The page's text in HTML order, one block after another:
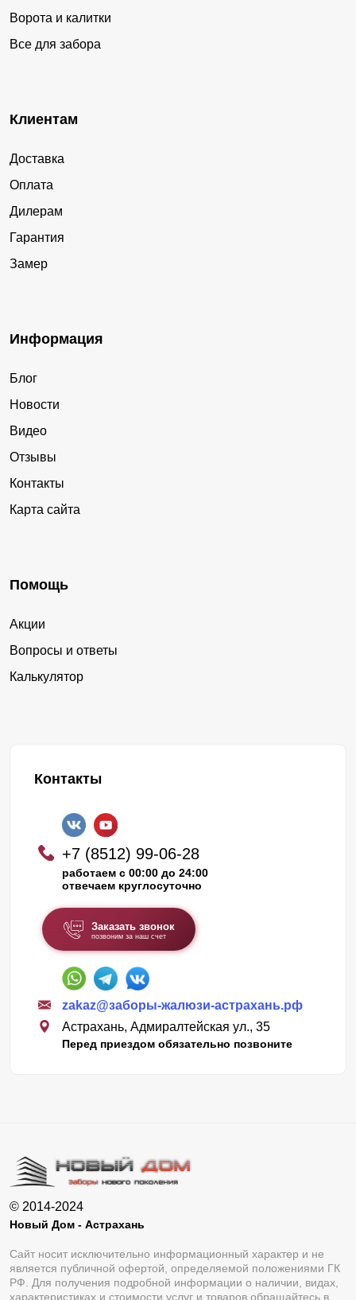
Ворота и калитки
Все для забора
Клиентам
Доставка
Оплата
Дилерам
Гарантия
Замер
Информация
Блог
Новости
Видео
Отзывы
Контакты
Карта сайта
Помощь
Акции
Вопросы и ответы
Калькулятор
Контакты
+7 (8512) 99-06-28
работаем с 00:00 до 24:00
отвечаем круглосуточно
Заказать звонок
позвоним за наш счет
zakaz@заборы-жалюзи-астрахань.рф
Астрахань, Адмиралтейская ул., 35
Перед приездом обязательно позвоните
© 2014-2024
Новый Дом - Астрахань
Сайт носит исключительно информационный характер и не
является публичной офертой, определяемой положениями ГК
РФ. Для получения подробной информации о наличии, видах,
характеристиках и стоимости услуг и товаров обращайтесь в